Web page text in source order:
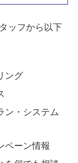
ッフから以下
ング
ン・システム
ペーン情報